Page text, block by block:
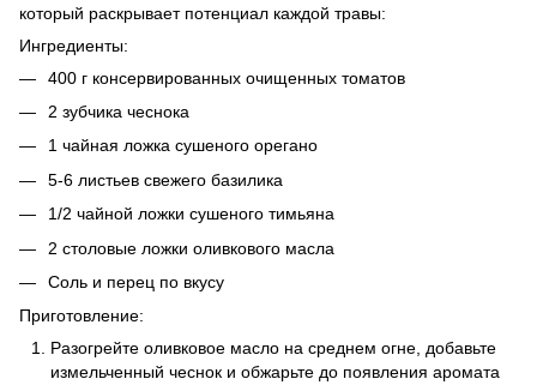
который раскрывает потенциал каждой травы:
Ингредиенты:
400 г консервированных очищенных томатов
2 зубчика чеснока
1 чайная ложка сушеного орегано
5-6 листьев свежего базилика
1/2 чайной ложки сушеного тимьяна
2 столовые ложки оливкового масла
Соль и перец по вкусу
Приготовление:
Разогрейте оливковое масло на среднем огне, добавьте
измельченный чеснок и обжарьте до появления аромата